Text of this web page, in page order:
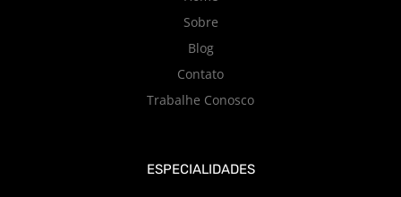
Sobre
Blog
Contato
Trabalhe Conosco
ESPECIALIDADES